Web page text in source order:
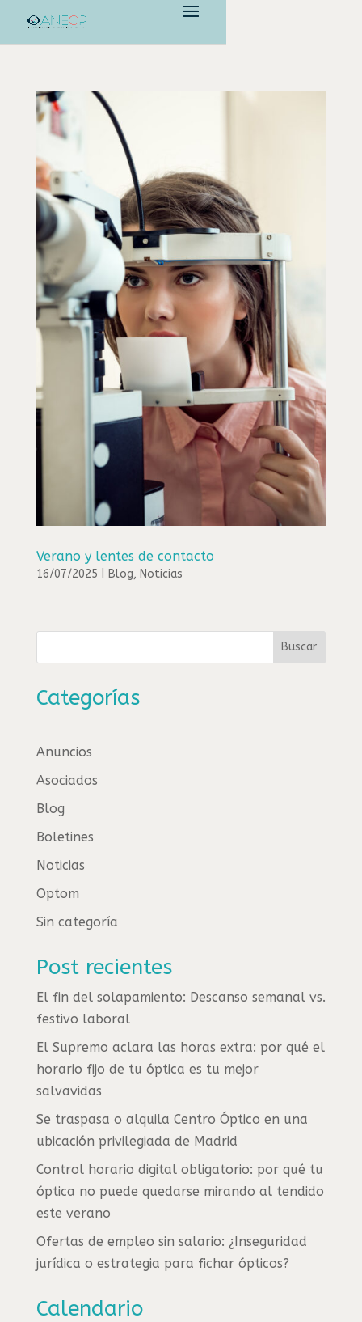
Verano y lentes de contacto
16/07/2025 Blog, Noticias
Buscar
Categorías
Anuncios
Asociados
Blog
Boletines
Noticias
Optom
Sin categoría
Post recientes
El fin del solapamiento: Descanso semanal vs.
festivo laboral
El Supremo aclara las horas extra: por qué el
horario fijo de tu óptica es tu mejor
salvavidas
Se traspasa o alquila Centro Óptico en una
ubicación privilegiada de Madrid
Control horario digital obligatorio: por qué tu
óptica no puede quedarse mirando al tendido
este verano
Ofertas de empleo sin salario: ¿Inseguridad
jurídica o estrategia para fichar ópticos?
Calendario